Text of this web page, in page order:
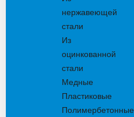
нержавеющей
стали
Из
оцинкованной
стали
Медные
Пластиковые
Полимербетонные